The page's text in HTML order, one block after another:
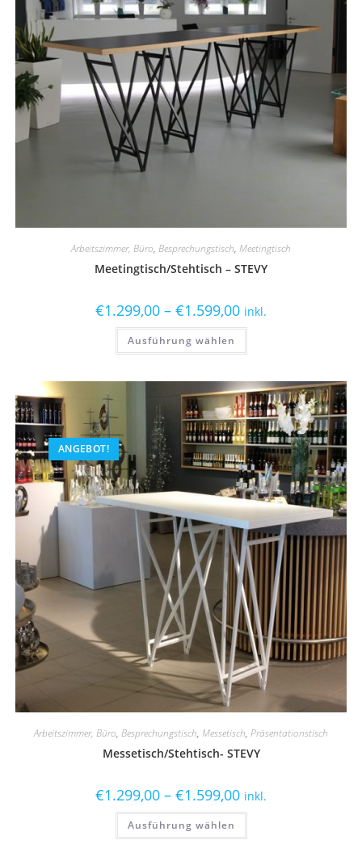
Arbeitszimmer, Büro, Besprechungstisch, Meetingtisch
Meetingtisch/Stehtisch – STEVY
€1.299,00 – €1.599,00 inkl.
Ausführung wählen
ANGEBOT!
Arbeitszimmer, Büro, Besprechungstisch, Messetisch, Präsentationstisch
Messetisch/Stehtisch- STEVY
€1.299,00 – €1.599,00 inkl.
Ausführung wählen